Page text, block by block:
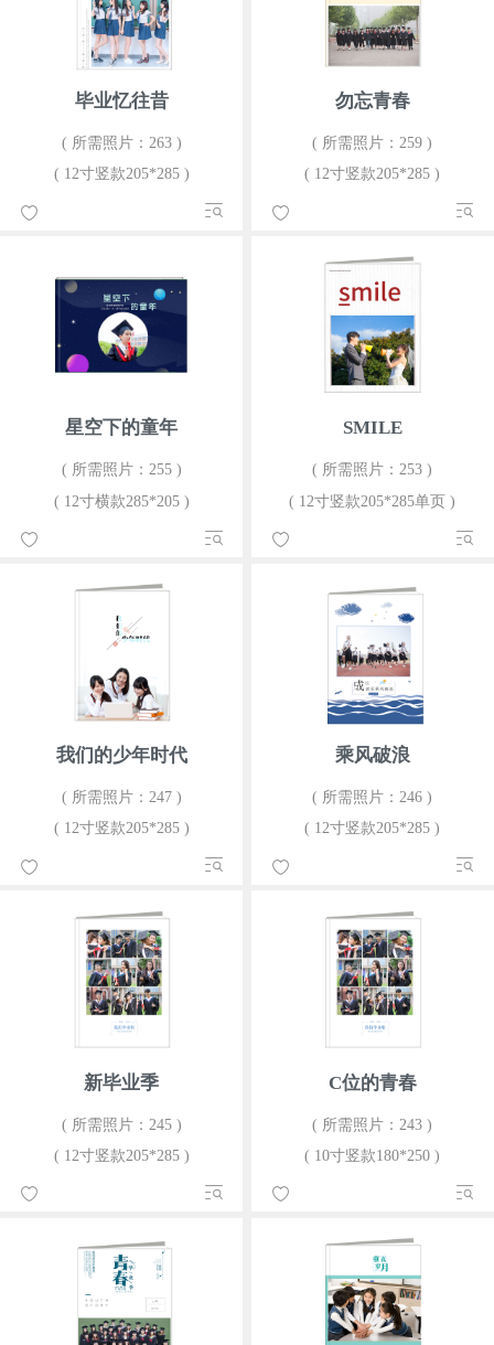
毕业忆往昔
( 所需照片：263 )
( 12寸竖款205*285 )
勿忘青春
( 所需照片：259 )
( 12寸竖款205*285 )
星空下的童年
( 所需照片：255 )
( 12寸横款285*205 )
SMILE
( 所需照片：253 )
( 12寸竖款205*285单页 )
我们的少年时代
( 所需照片：247 )
( 12寸竖款205*285 )
乘风破浪
( 所需照片：246 )
( 12寸竖款205*285 )
新毕业季
( 所需照片：245 )
( 12寸竖款205*285 )
C位的青春
( 所需照片：243 )
( 10寸竖款180*250 )